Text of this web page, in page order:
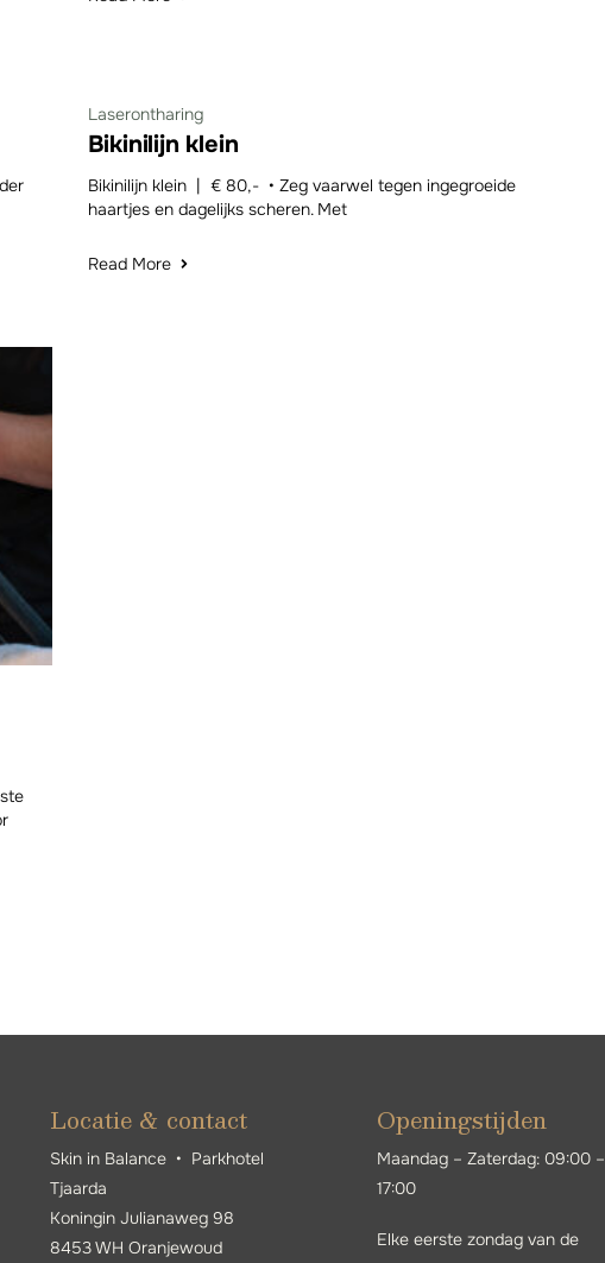
Laserontharing
Bikinilijn klein
Bikinilijn klein | € 80,- • Zeg vaarwel tegen ingegroeide
haartjes en dagelijks scheren. Met
Read More
Locatie & contact
Skin in Balance • Parkhotel
Tjaarda
Koningin Julianaweg 98
8453 WH Oranjewoud
Openingstijden
Maandag – Zaterdag: 09:00 –
17:00
Elke eerste zondag van de